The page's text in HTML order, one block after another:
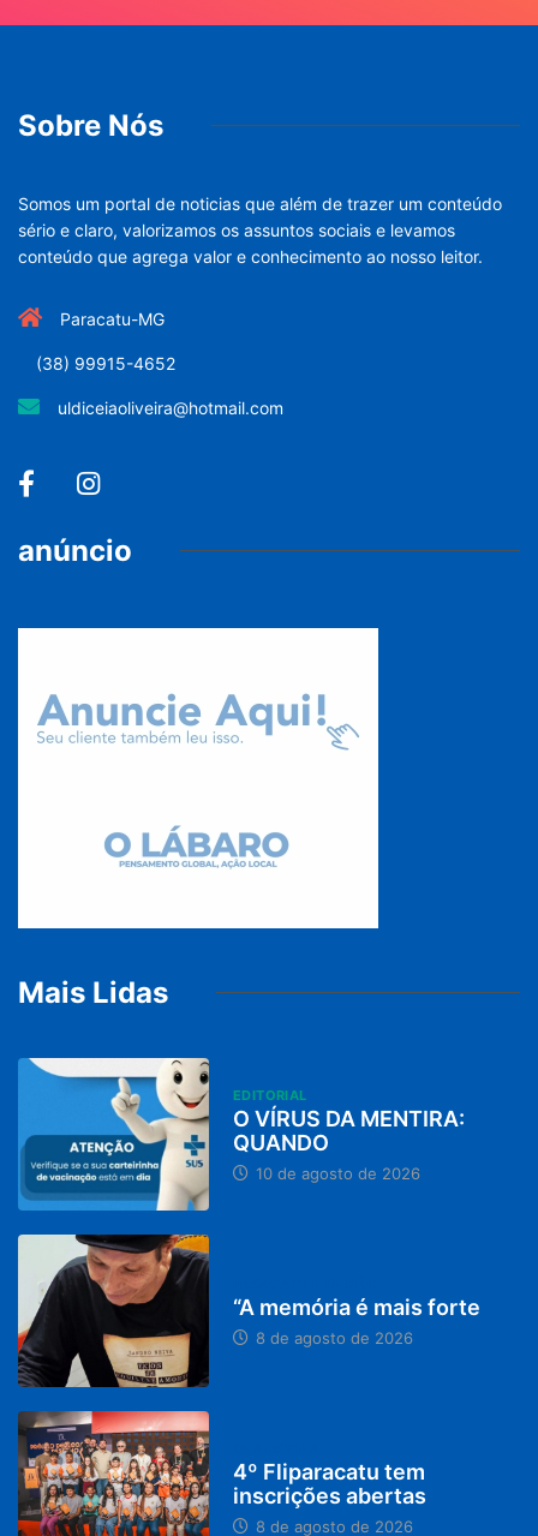
Sobre Nós
Somos um portal de noticias que além de trazer um conteúdo
sério e claro, valorizamos os assuntos sociais e levamos
conteúdo que agrega valor e conhecimento ao nosso leitor.
Paracatu-MG
(38) 99915-4652
uldiceiaoliveira@hotmail.com
anúncio
Mais Lidas
EDITORIAL
O VÍRUS DA MENTIRA:
QUANDO
10 de agosto de 2026
“A memória é mais forte
8 de agosto de 2026
4º Fliparacatu tem
inscrições abertas
8 de agosto de 2026